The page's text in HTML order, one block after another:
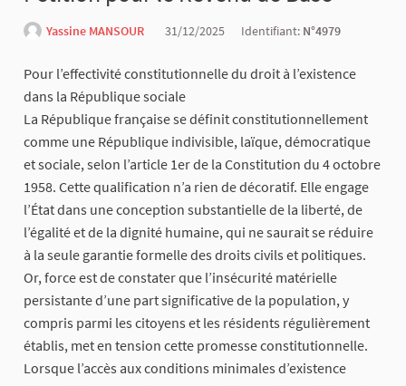
Yassine MANSOUR 31/12/2025 Identifiant: N°4979
Pour l’effectivité constitutionnelle du droit à l’existence
dans la République sociale
La République française se définit constitutionnellement
comme une République indivisible, laïque, démocratique
et sociale, selon l’article 1er de la Constitution du 4 octobre
1958. Cette qualification n’a rien de décoratif. Elle engage
l’État dans une conception substantielle de la liberté, de
l’égalité et de la dignité humaine, qui ne saurait se réduire
à la seule garantie formelle des droits civils et politiques.
Or, force est de constater que l’insécurité matérielle
persistante d’une part significative de la population, y
compris parmi les citoyens et les résidents régulièrement
établis, met en tension cette promesse constitutionnelle.
Lorsque l’accès aux conditions minimales d’existence